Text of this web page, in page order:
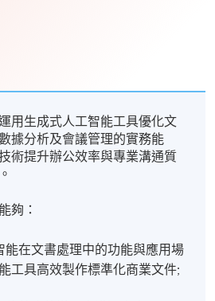
用生成式人工智能工具優化文
據分析及會議管理的實務能
術提升辦公效率與專業溝通質
夠：
能在文書處理中的功能與應用場
工具高效製作標準化商業文件;